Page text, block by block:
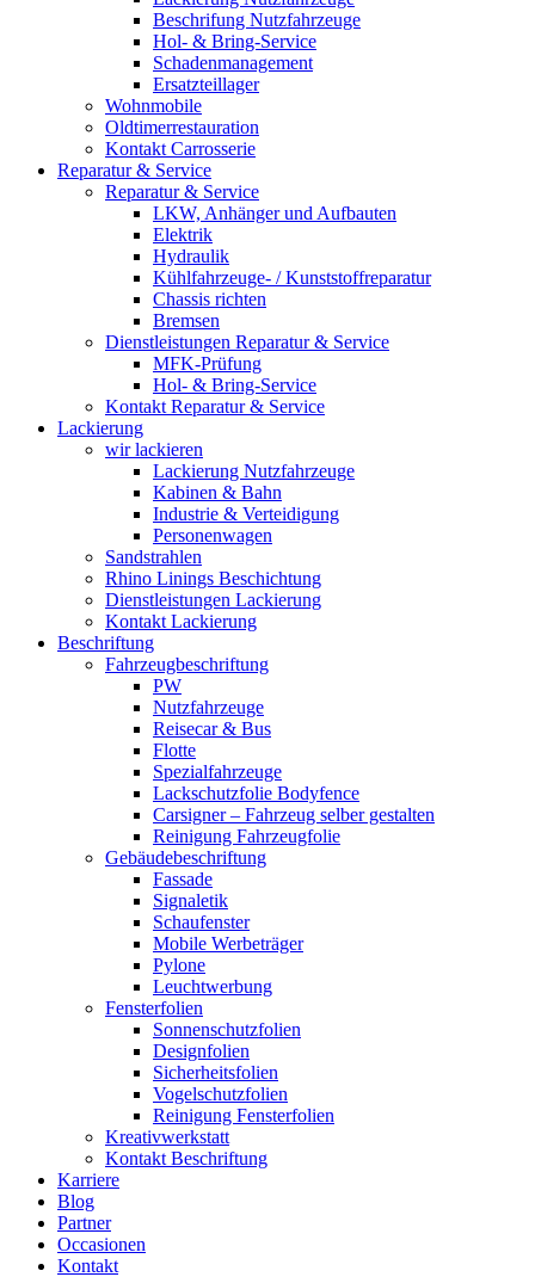
Beschrifung Nutzfahrzeuge
Hol- & Bring-Service
Schadenmanagement
Ersatzteillager
Wohnmobile
Oldtimerrestauration
Kontakt Carrosserie
Reparatur & Service
Reparatur & Service
LKW, Anhänger und Aufbauten
Elektrik
Hydraulik
Kühlfahrzeuge- / Kunststoffreparatur
Chassis richten
Bremsen
Dienstleistungen Reparatur & Service
MFK-Prüfung
Hol- & Bring-Service
Kontakt Reparatur & Service
Lackierung
wir lackieren
Lackierung Nutzfahrzeuge
Kabinen & Bahn
Industrie & Verteidigung
Personenwagen
Sandstrahlen
Rhino Linings Beschichtung
Dienstleistungen Lackierung
Kontakt Lackierung
Beschriftung
Fahrzeugbeschriftung
PW
Nutzfahrzeuge
Reisecar & Bus
Flotte
Spezialfahrzeuge
Lackschutzfolie Bodyfence
Carsigner – Fahrzeug selber gestalten
Reinigung Fahrzeugfolie
Gebäudebeschriftung
Fassade
Signaletik
Schaufenster
Mobile Werbeträger
Pylone
Leuchtwerbung
Fensterfolien
Sonnenschutzfolien
Designfolien
Sicherheitsfolien
Vogelschutzfolien
Reinigung Fensterfolien
Kreativwerkstatt
Kontakt Beschriftung
Karriere
Blog
Partner
Occasionen
Kontakt